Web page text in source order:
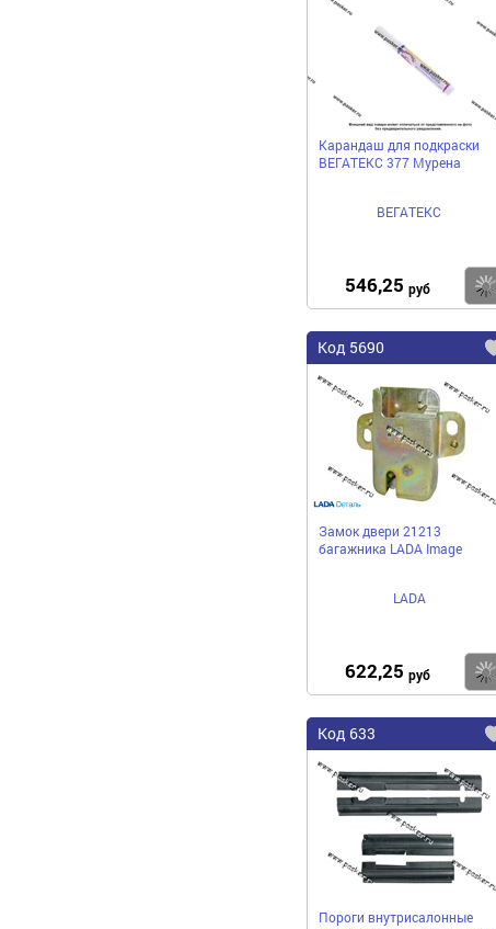
Карандаш для подкраски
ВЕГАТЕКС 377 Мурена
ВЕГАТЕКС
546,25 руб
Код 5690
Замок двери 21213
багажника LADA Image
LADA
622,25 руб
Код 633
Пороги внутрисалонные